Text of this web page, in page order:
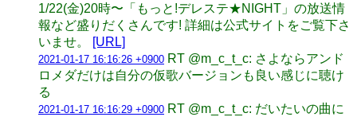
1/22(金)20時〜「もっと!デレステ★NIGHT」の放送情
報など盛りだくさんです! 詳細は公式サイトをご覧下さ
いませ。
[URL]
2021-01-17 16:16:26 +0900 RT @m_c_t_c: さよならアンド
ロメダだけは自分の仮歌バージョンも良い感じに聴け
る
2021-01-17 16:16:29 +0900 RT @m_c_t_c: だいたいの曲に